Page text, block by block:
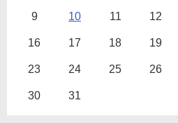
9 10 11 12
16 17 18 19
23 24 25 26
30 31